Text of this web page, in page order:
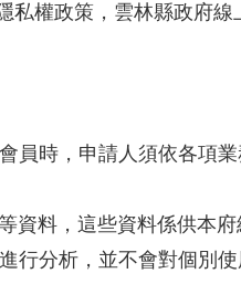
權政策，雲林縣政府
時，申請人須依各項
料，這些資料係供本
分析，並不會對個別使